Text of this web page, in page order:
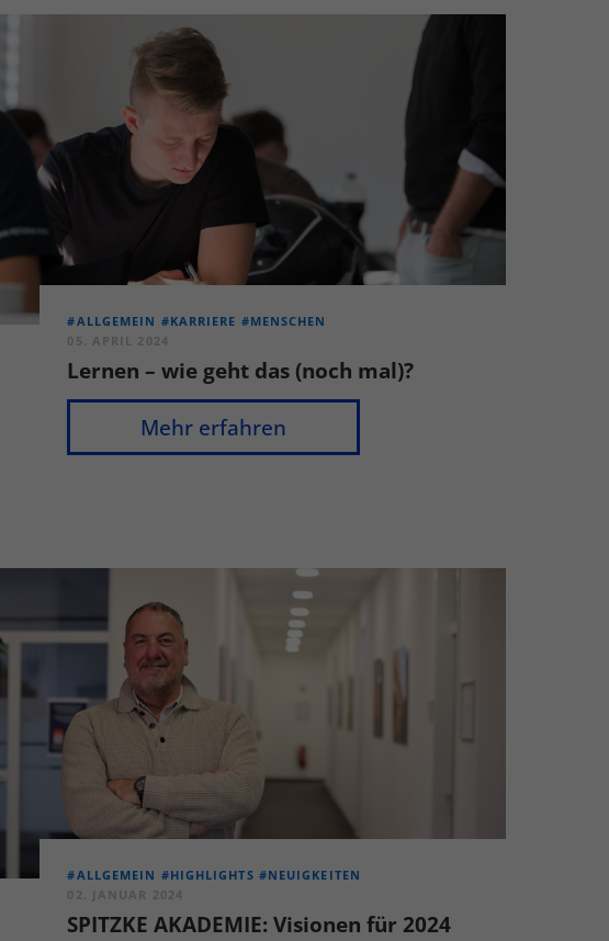
#ALLGEMEIN #KARRIERE #MENSCHEN
05. APRIL 2024
Lernen – wie geht das (noch mal)?
Mehr erfahren
#ALLGEMEIN #HIGHLIGHTS #NEUIGKEITEN
02. JANUAR 2024
SPITZKE AKADEMIE: Visionen für 2024
Externe Medien
standardmäßig
der Zugriff auf